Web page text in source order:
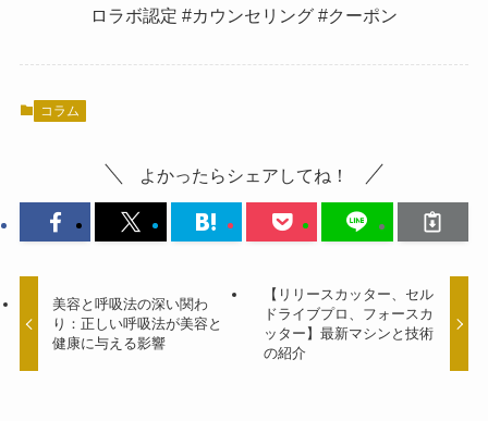
ロラボ認定 #カウンセリング #クーポン
コラム
よかったらシェアしてね！
美容と呼吸法の深い関わ
り：正しい呼吸法が美容と
健康に与える影響
【リリースカッター、セル
ドライブプロ、フォースカ
ッター】最新マシンと技術
の紹介